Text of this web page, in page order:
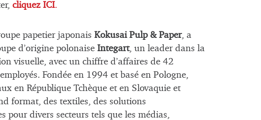
cliquez ICI.
papetier japonais Kokusai Pulp & Paper, a
d’origine polonaise Integart, un leader dans la
visuelle, avec un chiffre d’affaires de 42
Fondée en 1994 et basé en Pologne,
en République Tchèque et en Slovaquie et
format, des textiles, des solutions
pour divers secteurs tels que les médias,